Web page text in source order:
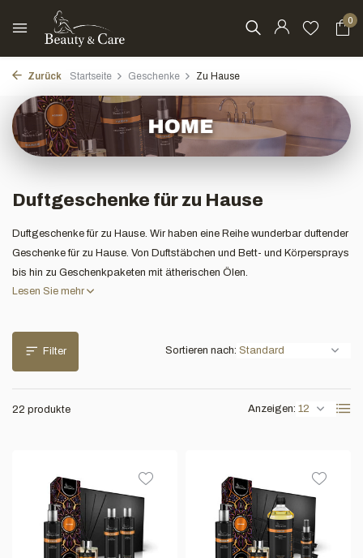
0
Zurück Startseite Geschenke Zu Hause
Duftgeschenke für zu Hause
Duftgeschenke für zu Hause. Wir haben eine Reihe wunderbar duftender
Geschenke für zu Hause. Von Duftstäbchen und Bett- und Körpersprays
bis hin zu Geschenkpaketen mit ätherischen Ölen.
Lesen Sie mehr
Filter
22 produkte Anzeigen:
Sortieren nach: